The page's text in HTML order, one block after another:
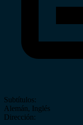
Subtítulos:
Alemán, Inglés
Dirección: